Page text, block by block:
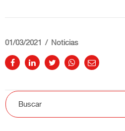
01/03/2021 Noticias